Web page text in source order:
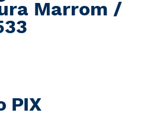
Marrom /
PIX